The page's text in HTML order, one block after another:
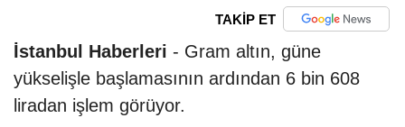
TAKİP ET
İstanbul Haberleri - Gram altın, güne
yükselişle başlamasının ardından 6 bin 608
liradan işlem görüyor.